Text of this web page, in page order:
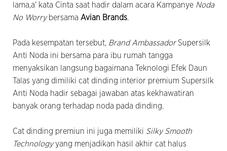
lama,a' kata Cinta saat hadir dalam acara Kampanye Noda
No Worry bersama Avian Brands.
Pada kesempatan tersebut, Brand AmbassadorSupersilk
Anti Noda ini bersama para ibu rumah tangga
menyaksikan langsung bagaimana Teknologi Efek Daun
Talas yang dimiliki cat dinding interior premium Supersilk
Anti Noda hadir sebagai jawaban atas kekhawatiran
banyak orang terhadap noda pada dinding.
Cat dinding premiun ini juga memiliki Silky Smooth
Technologyyang menjadikan hasil akhir cat halus